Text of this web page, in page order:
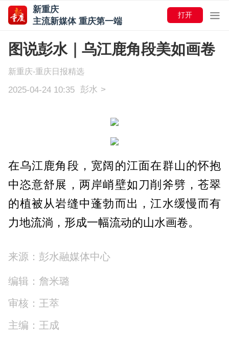
新重庆
主流新媒体 重庆第一端
打开
图说彭水｜乌江鹿角段美如画卷
新重庆-重庆日报精选
2025-04-24 10:35 彭水 >
在乌江鹿角段，宽阔的江面在群山的怀抱
中恣意舒展，两岸峭壁如刀削斧劈，苍翠
的植被从岩缝中蓬勃而出，江水缓慢而有
力地流淌，形成一幅流动的山水画卷。
来源：彭水融媒体中心
编辑：詹米璐
审核：王萃
主编：王成